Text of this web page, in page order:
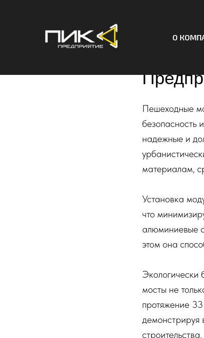
О
Пешеходные
безопасность
надежные и
материалам,
Установка
что
алюминиевые
этом она
мосты не
протяжение 33
демонстрируя
строительства.